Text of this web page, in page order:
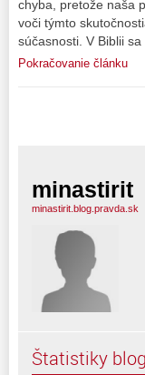
chyba, pretože naša
voči týmto
súčasnosti. V Biblii
Pokračovanie článku
minastirit
minastirit.blog.pravda.sk
Štatistiky